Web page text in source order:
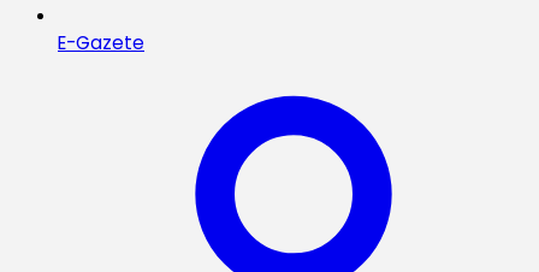
E-Gazete